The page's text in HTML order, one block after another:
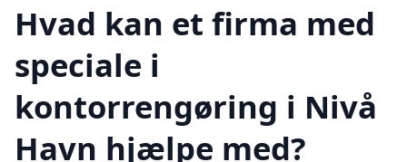
Hvad kan et firma med
speciale i
kontorrengøring i Nivå
Havn hjælpe med?